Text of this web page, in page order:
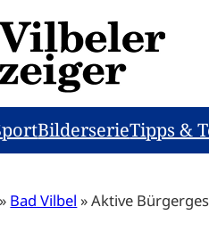
BilderserieTipps &
» Bad Vilbel »Aktive